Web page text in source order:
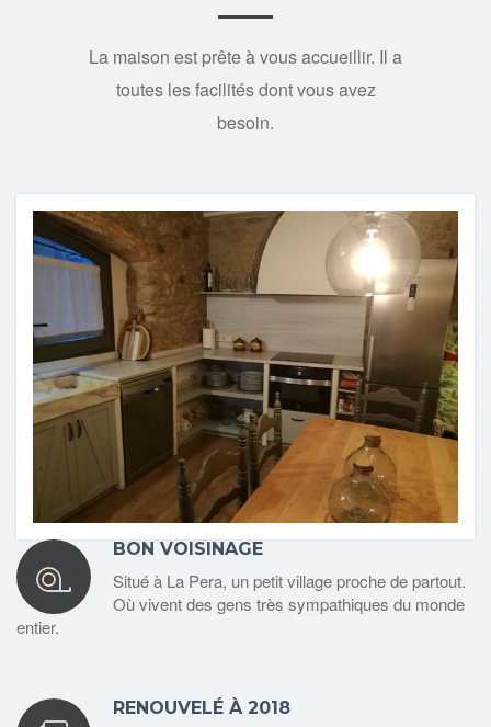
La maison est prête à vous accueillir. Il a
toutes les facilités dont vous avez
besoin.
BON VOISINAGE
Situé à La Pera, un petit village proche de partout.
Où vivent des gens très sympathiques du monde
entier.
RENOUVELÉ À 2018